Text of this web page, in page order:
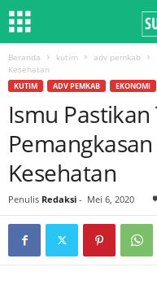
Beranda kutim adv pemkab
Kesehatan
KUTIM ADV PEMKAB EKONOMI
Ismu Pastikan
Kesehatan
Penulis Redaksi - Mei 6, 2020